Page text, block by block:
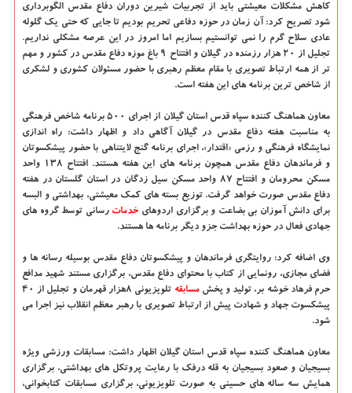
کاهش مشکلات معیشتی باید از تجربیات شیرین دوران دفاع مقدس الگوبرداری
شود تصریح کرد: آن زمان در حوزه دفاعی تحریم بودیم تا جایی که حتی یک گلوله
عادی سلاح گرم را نمی توانستیم بسازیم اما امروز در این عرصه مشکلی نداریم.
تجلیل از ۲۰ هزار رزمنده در گیلان و افتتاح ۹ باغ موزه دفاع مقدس در کشور و مهم
تر از همه ارتباط تصویری با مقام معظم رهبری با حضور مسئولان کشوری و لشکری
از شاخص ترین برنامه های این هفته است.
معاون هماهنگ کننده سپاه قدس استان گیلان از اجرای ۵۰۰ برنامه شاخص فرهنگی
به مناسبت هفته دفاع مقدس در گیلان آگاهی داد و اظهار داشت: راه اندازی
نمایشگاه فرهنگی و رزمی «اقتدار»، اجرای برنامه گنج لایتناهی با حضور پیشکسوتان
و فرماندهان دفاع مقدس همچون برنامه های این هفته هستند. افتتاح ۱۳۸ واحد
مسکن محرومان و افتتاح ۸۷ واحد مسکن سیل زدگان در استان گلستان در هفته
دفاع مقدس صورت خواهد گرفت. توزیع بسته های کمک معیشتی، بهداشتی و البسه
برای دانش آموزان بی بضاعت و برگزاری اردوهای خدمات رسانی توسط گروه های
جهادی فعال در حوزه بهداشت جزو دیگر برنامه ها هستند.
وی اضافه کرد: روایتگری فرماندهان و پیشکسوتان دفاع مقدس بوسیله رسانه ها و
فضای مجازی، رونمایی از کتاب با محتوای دفاع مقدس، برگزاری مستند شهید مدافع
حرم فرهاد خوشه بر، تولید و پخشمسابقه
تلویزیونی ۸هزار قهرمان و تجلیل از ۴۰
پیشکسوت جهاد و شهادت پیش از ارتباط تصویری با رهبر معظم انقلاب نیز اجرا می
شود.
معاون هماهنگ کننده سپاه قدس استان گیلان اظهار داشت: مسابقات ورزشی ویژه
بسیجیان و صعود بسیجیان به قله درفک با رعایت پروتکل های بهداشتی، برگزاری
همایش سه ساله های حسینی به صورت تلویزیونی، برگزاری مسابقات کتابخوانی،